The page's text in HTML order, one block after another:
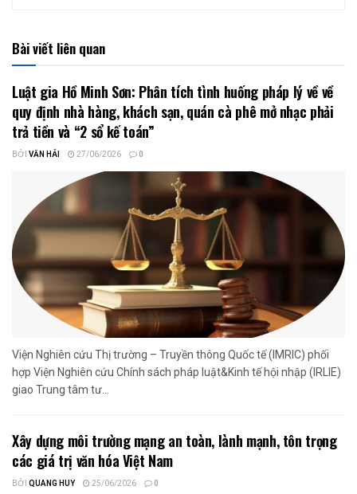
Bài viết liên quan
Luật gia Hồ Minh Sơn: Phân tích tình huống pháp lý về về
quy định nhà hàng, khách sạn, quán cà phê mở nhạc phải
trả tiền và “2 sổ kế toán”
BỞI VĂN HẢI 27/06/2026 0
Viện Nghiên cứu Thị trường – Truyền thông Quốc tế (IMRIC) phối
hợp Viện Nghiên cứu Chính sách pháp luật&Kinh tế hội nhập (IRLIE)
giao Trung tâm tư...
Xây dựng môi trường mạng an toàn, lành mạnh, tôn trọng
các giá trị văn hóa Việt Nam
BỞI QUANG HUY 25/06/2026 0